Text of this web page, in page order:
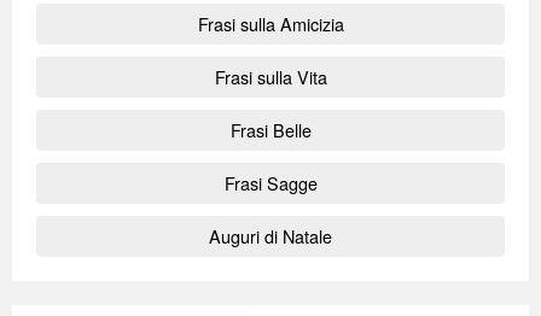
Frasi sulla Amicizia
Frasi sulla Vita
Frasi Belle
Frasi Sagge
Auguri di Natale